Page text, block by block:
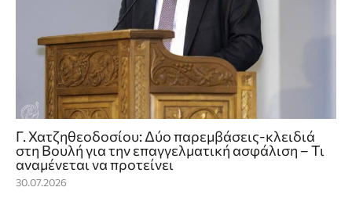
Γ. Χατζηθεοδοσίου: Δύο παρεμβάσεις-κλειδιά
στη Βουλή για την επαγγελματική ασφάλιση – Τι
αναμένεται να προτείνει
30.07.2026